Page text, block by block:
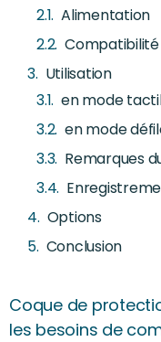
Alimentation
Compatibilité
Utilisation
en mode
en mode
Remarques
Options
Conclusion
Coque de
les besoins de